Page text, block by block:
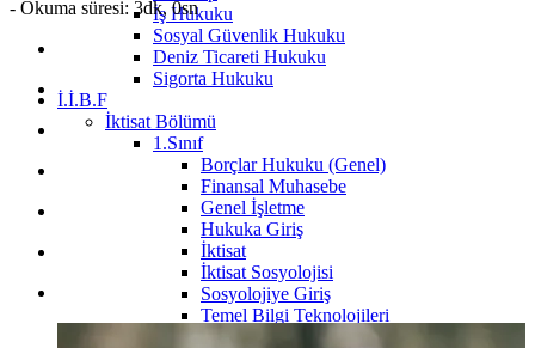
İş Hukuku
Sosyal Güvenlik Hukuku
Deniz Ticareti Hukuku
Sigorta Hukuku
İ.İ.B.F
İktisat Bölümü
1.Sınıf
Borçlar Hukuku (Genel)
Finansal Muhasebe
Genel İşletme
Hukuka Giriş
İktisat
İktisat Sosyolojisi
Sosyolojiye Giriş
Temel Bilgi Teknolojileri
Yönetim ve Organizasyon
- Okuma süresi: 3dk, 0sn